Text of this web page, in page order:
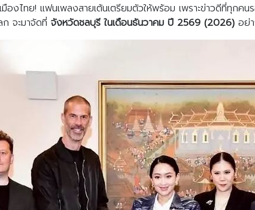
งไทย! แฟนเพลงสายเต้นเตรียมตัวให้พร้อม เพราะข่าวดีที่ทุกค
จะมาจัดที่ จังหวัดชลบุรี ในเดือนธันวาคม ปี 2569 (2026) อย่